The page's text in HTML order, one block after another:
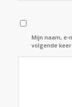
Mijn naam, e-
volgende